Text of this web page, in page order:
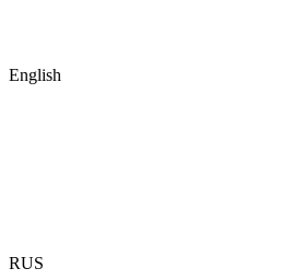
English
RUS